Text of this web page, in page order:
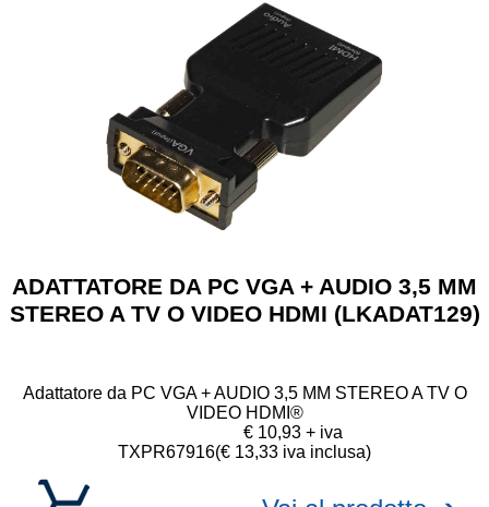
ADATTATORE DA PC VGA + AUDIO 3,5 MM
STEREO A TV O VIDEO HDMI (LKADAT129)
Adattatore da PC VGA + AUDIO 3,5 MM STEREO A TV O
VIDEO HDMI®
TXPR67916
€ 10,93 + iva
(€ 13,33 iva inclusa)